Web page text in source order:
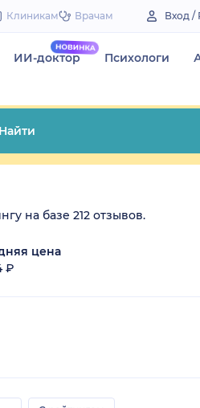
Клиникам Врачам Вход /
ИИ-доктор Психологи
Найти
на базе 212 отзывов.
цена
₽